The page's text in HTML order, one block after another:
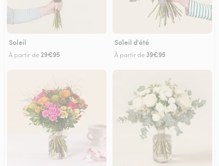
Soleil
À partir de 29€95
Soleil d'été
À partir de 39€95